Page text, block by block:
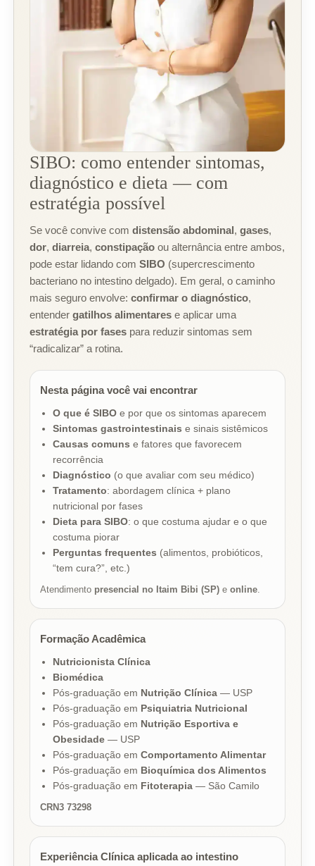
SIBO: como entender sintomas,
diagnóstico e dieta — com
estratégia possível
Se você convive com distensão abdominal, gases,
dor, diarreia, constipaçãoou alternância entre ambos,
pode estar lidando com SIBO (supercrescimento
bacteriano no intestino delgado). Em geral, o caminho
mais seguro envolve: confirmar o diagnóstico,
entender gatilhos alimentarese aplicar uma
estratégia por fasespara reduzir sintomas sem
“radicalizar” a rotina.
Nesta página você vai encontrar
O que é SIBOe por que os sintomas aparecem
Sintomas gastrointestinais e sinais sistêmicos
Causas comuns e fatores que favorecem
recorrência
Diagnóstico (o que avaliar com seu médico)
Tratamento: abordagem clínica + plano
nutricional por fases
Dieta para SIBO: o que costuma ajudar e o que
costuma piorar
Perguntas frequentes (alimentos, probióticos,
“tem cura?”, etc.)
Atendimento presencial no Itaim Bibi (SP)e online.
Formação Acadêmica
Nutricionista Clínica
Biomédica
Pós-graduação em Nutrição Clínica— USP
Pós-graduação em Psiquiatria Nutricional
Pós-graduação em Nutrição Esportiva e
Obesidade— USP
Pós-graduação em Comportamento Alimentar
Pós-graduação em Bioquímica dos Alimentos
Pós-graduação em Fitoterapia— São Camilo
CRN3 73298
Experiência Clínica aplicada ao intestino